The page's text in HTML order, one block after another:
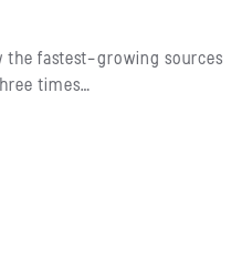
the fastest-growing sources
times…